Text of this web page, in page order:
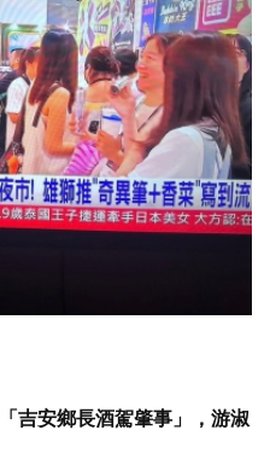
吉安鄉長酒駕肇事」，游淑